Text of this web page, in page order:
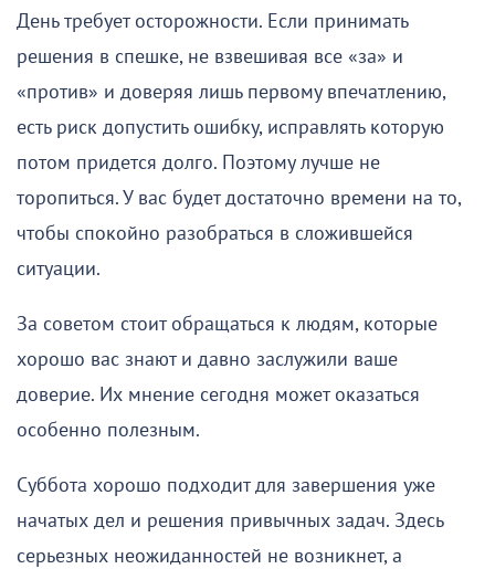
День требует осторожности. Если принимать
решения в спешке, не взвешивая все «за» и
«против» и доверяя лишь первому впечатлению,
есть риск допустить ошибку, исправлять которую
потом придется долго. Поэтому лучше не
торопиться. У вас будет достаточно времени на то,
чтобы спокойно разобраться в сложившейся
ситуации.
За советом стоит обращаться к людям, которые
хорошо вас знают и давно заслужили ваше
доверие. Их мнение сегодня может оказаться
особенно полезным.
Суббота хорошо подходит для завершения уже
начатых дел и решения привычных задач. Здесь
серьезных неожиданностей не возникнет, а